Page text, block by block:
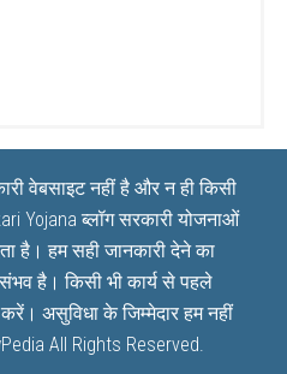
वेबसाइट नहीं है और न ही किसी
Yojana ब्लॉग सरकारी योजनाओं
है। हम सही जानकारी देने का
है। किसी भी कार्य से पहले
असुविधा के जिम्मेदार हम नहीं
All Rights Reserved.